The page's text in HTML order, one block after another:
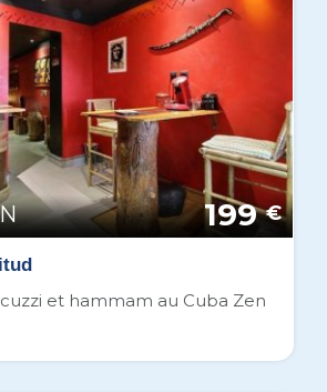
199 €
et hammam au Cuba Zen